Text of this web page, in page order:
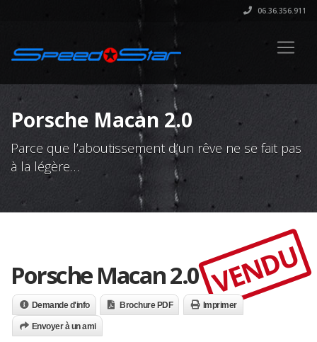
06.36.356.911
Porsche Macan 2.0
Parce que l’aboutissement d’un rêve ne se fait pas
à la légère…
Porsche Macan 2.0 VENDU
Demande d'info Brochure PDF Imprimer
Envoyer à un ami